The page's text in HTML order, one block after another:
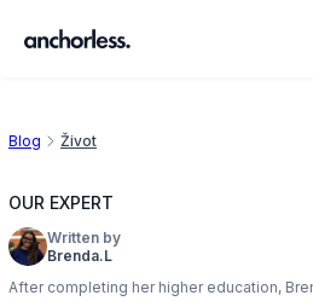
Blog Život
OUR EXPERT
Written by
Brenda.L
After completing her higher education,